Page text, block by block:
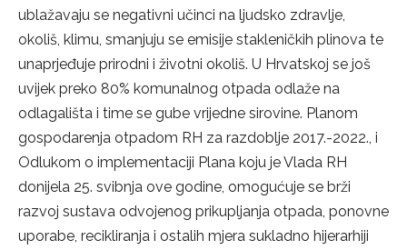
ublažavaju se negativni učinci na ljudsko zdravlje,
okoliš, klimu, smanjuju se emisije stakleničkih plinova te
unaprjeđuje prirodni i životni okoliš. U Hrvatskoj se još
uvijek preko 80% komunalnog otpada odlaže na
odlagališta i time se gube vrijedne sirovine. Planom
gospodarenja otpadom RH za razdoblje 2017.-2022., i
Odlukom o implementaciji Plana koju je Vlada RH
donijela 25. svibnja ove godine, omogućuje se brži
razvoj sustava odvojenog prikupljanja otpada, ponovne
uporabe, recikliranja i ostalih mjera sukladno hijerarhiji